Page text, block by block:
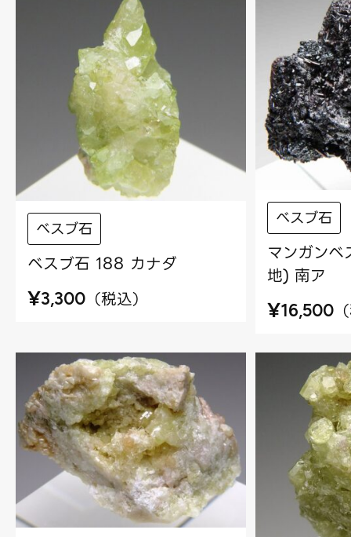
べスブ石
ベスブ石 188 カナダ
¥3,300 （税込）
べスブ石
マンガン
地) 南ア
¥16,500 （